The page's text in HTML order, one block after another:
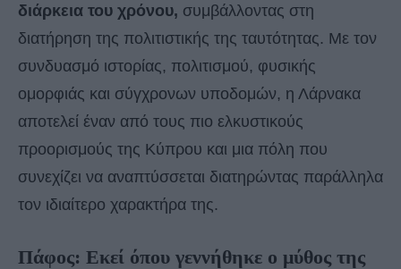
διάρκεια του χρόνου, συμβάλλοντας στη
διατήρηση της πολιτιστικής της ταυτότητας. Με τον
συνδυασμό ιστορίας, πολιτισμού, φυσικής
ομορφιάς και σύγχρονων υποδομών, η Λάρνακα
αποτελεί έναν από τους πιο ελκυστικούς
προορισμούς της Κύπρου και μια πόλη που
συνεχίζει να αναπτύσσεται διατηρώντας παράλληλα
τον ιδιαίτερο χαρακτήρα της.
Πάφος: Εκεί όπου γεννήθηκε ο μύθος της